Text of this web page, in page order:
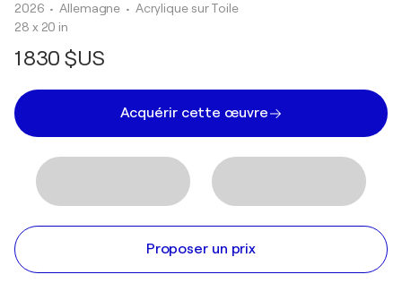
2026 • Allemagne • Acrylique sur Toile
28 x 20 in
1 830 $US
Acquérir cette œuvre
Proposer un prix